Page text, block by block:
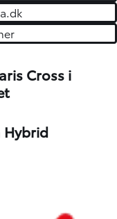
Cross i
Hybrid